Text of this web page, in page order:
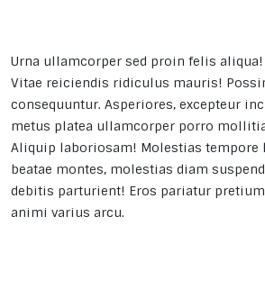
Urna ullamcorper sed proin felis
Vitae reiciendis ridiculus mauris!
consequuntur. Asperiores, excepteur
metus platea ullamcorper porro
Aliquip laboriosam! Molestias tempore
beatae montes, molestias diam
debitis parturient! Eros pariatur
animi varius arcu.